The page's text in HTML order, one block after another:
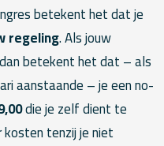
betekent het dat je
regeling. Als jouw
betekent het dat – als
aanstaande – je een no-
die je zelf dient te
tenzij je niet